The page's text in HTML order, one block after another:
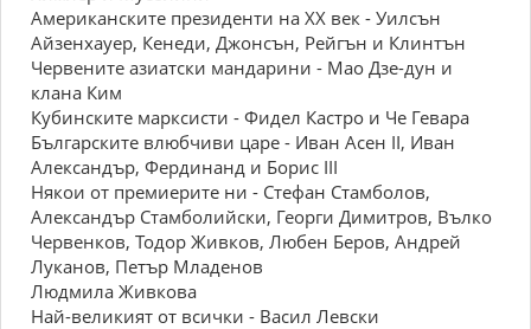
Американските президенти на XX век - Уилсън
Айзенхауер, Кенеди, Джонсън, Рейгън и Клинтън
Червените азиатски мандарини - Мао Дзе-дун и
клана Ким
Кубинските марксисти - Фидел Кастро и Че Гевара
Българските влюбчиви царе - Иван Асен II, Иван
Александър, Фердинанд и Борис III
Някои от премиерите ни - Стефан Стамболов,
Александър Стамболийски, Георги Димитров, Вълко
Червенков, Тодор Живков, Любен Беров, Андрей
Луканов, Петър Младенов
Людмила Живкова
Най-великият от всички - Васил Левски